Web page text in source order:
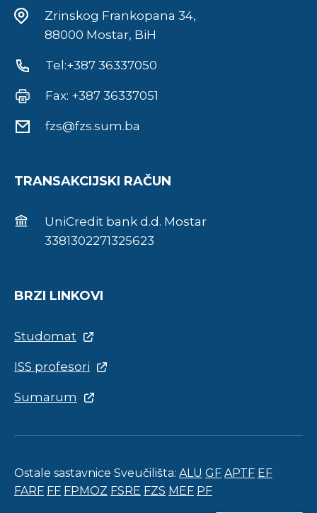
Zrinskog Frankopana 34,
88000 Mostar, BiH
Tel:+387 36337050
Fax: +387 36337051
fzs@fzs.sum.ba
TRANSAKCIJSKI RAČUN
UniCredit bank d.d. Mostar
3381302271325623
BRZI LINKOVI
Studomat
ISS profesori
Sumarum
Ostale sastavnice Sveučilišta: ALU GF APTF EF
FARF FF FPMOZ FSRE FZS MEF PF